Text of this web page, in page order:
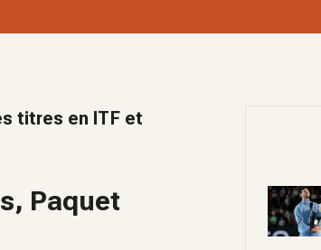
titres en ITF et
Paquet